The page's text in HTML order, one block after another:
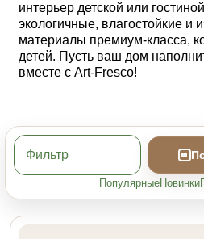
интерьер детской или
экологичные, влагостойкие и
материалы премиум-класса,
детей. Пусть ваш дом
вместе с Art‑Fresco!
Фильтр
ПопулярныеНовинки